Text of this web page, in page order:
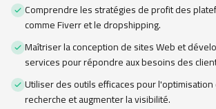
Comprendre les stratégies de profit des
comme Fiverr et le dropshipping.
Maîtriser la conception de sites Web et
services pour répondre aux besoins des
Utiliser des outils efficaces pour
recherche et augmenter la visibilité.